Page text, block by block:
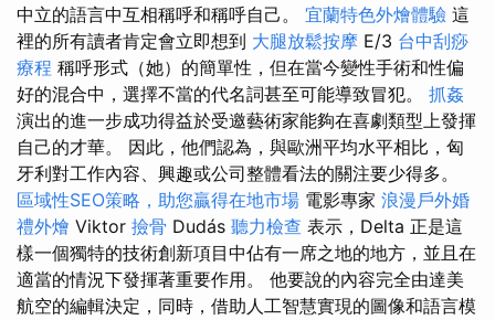
中立的語言中互相稱呼和稱呼自己。 宜蘭特色外燴體驗 這
裡的所有讀者肯定會立即想到 大腿放鬆按摩 E/3 台中刮痧
療程 稱呼形式（她）的簡單性，但在當今變性手術和性偏
好的混合中，選擇不當的代名詞甚至可能導致冒犯。 抓姦
演出的進一步成功得益於受邀藝術家能夠在喜劇類型上發揮
自己的才華。 因此，他們認為，與歐洲平均水平相比，匈
牙利對工作內容、興趣或公司整體看法的關注要少得多。
區域性SEO策略，助您贏得在地市場 電影專家 浪漫戶外婚
禮外燴 Viktor 撿骨 Dudás 聽力檢查 表示，Delta 正是這
樣一個獨特的技術創新項目中佔有一席之地的地方，並且在
適當的情況下發揮著重要作用。 他要說的內容完全由達美
航空的編輯決定，同時，借助人工智慧實現的圖像和語言模